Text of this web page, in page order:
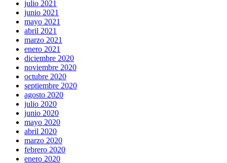
julio 2021
junio 2021
mayo 2021
abril 2021
marzo 2021
enero 2021
diciembre 2020
noviembre 2020
octubre 2020
septiembre 2020
agosto 2020
julio 2020
junio 2020
mayo 2020
abril 2020
marzo 2020
febrero 2020
enero 2020